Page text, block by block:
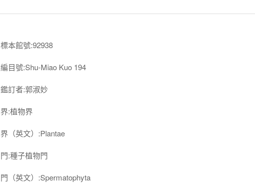
標本館號:92938
編目號:Shu-Miao Kuo 194
鑑訂者:郭淑妙
界:植物界
界（英文）:Plantae
門:種子植物門
門（英文）:Spermatophyta